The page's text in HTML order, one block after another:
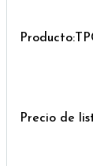
Precio de